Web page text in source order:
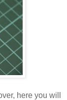
here you will